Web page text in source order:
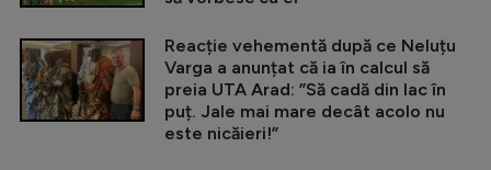
Reacție vehementă după ce Neluțu
Varga a anunțat că ia în calcul să
preia UTA Arad: ”Să cadă din lac în
puț. Jale mai mare decât acolo nu
este nicăieri!”